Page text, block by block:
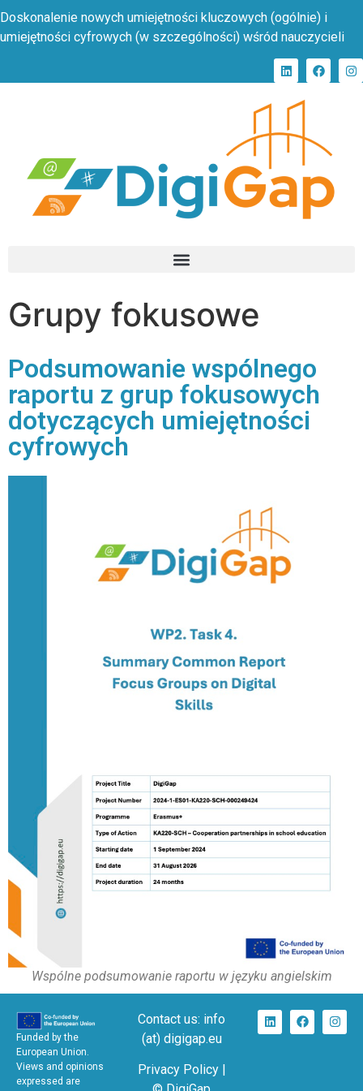
Doskonalenie nowych umiejętności kluczowych (ogólnie) i
umiejętności cyfrowych (w szczególności) wśród nauczycieli
Grupy fokusowe
Podsumowanie wspólnego
raportu z grup fokusowych
dotyczących umiejętności
cyfrowych
Wspólne podsumowanie raportu w języku angielskim
Funded by the
European Union.
Views and opinions
expressed are
Contact us: info
(at) digigap.eu
Privacy Policy |